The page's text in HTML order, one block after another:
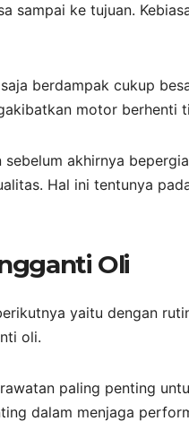
sampai ke tujuan.
berdampak cukup
motor berhenti
sebelum akhirnya
Hal ini tentunya
Oli
yaitu dengan
oli.
paling penting
dalam menjaga